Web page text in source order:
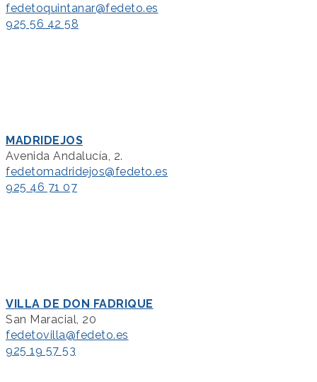
fedetoquintanar@fedeto.es
925 56 42 58
MADRIDEJOS
Avenida Andalucía, 2.
fedetomadridejos@fedeto.es
925 46 71 07
VILLA DE DON FADRIQUE
San Maracial, 20
fedetovilla@fedeto.es
925 19 57 53